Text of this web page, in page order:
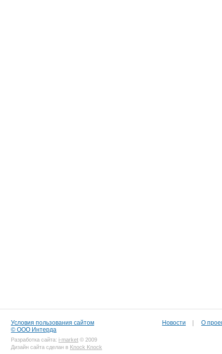
Условия пользования сайтом
© ООО Интерда
Разработка сайта: i-market © 2009
Дизайн сайта сделан в Knock Knock
Новости О